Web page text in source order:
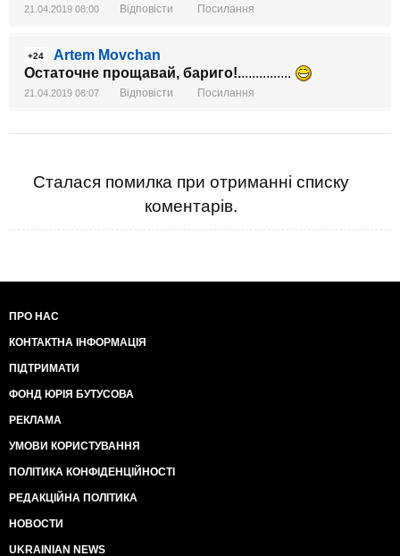
21.04.2019 08:00 Відповісти Посилання
+24
Artem Movchan
Остаточне прощавай, бариго!...............
21.04.2019 08:07 Відповісти Посилання
Сталася помилка при отриманні списку
коментарів.
ПРО НАС
КОНТАКТНА ІНФОРМАЦІЯ
ПІДТРИМАТИ
ФОНД ЮРІЯ БУТУСОВА
РЕКЛАМА
УМОВИ КОРИСТУВАННЯ
ПОЛІТИКА КОНФІДЕНЦІЙНОСТІ
РЕДАКЦІЙНА ПОЛІТИКА
НОВОСТИ
UKRAINIAN NEWS